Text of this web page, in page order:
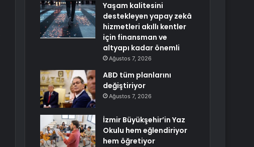
Yaşam kalitesini
destekleyen yapay zekâ
hizmetleri akıllı kentler
için finansman ve
altyapı kadar önemli
Ağustos 7, 2026
ABD tüm planlarını
değiştiriyor
Ağustos 7, 2026
İzmir Büyükşehir’in Yaz
Okulu hem eğlendiriyor
hem öğretiyor